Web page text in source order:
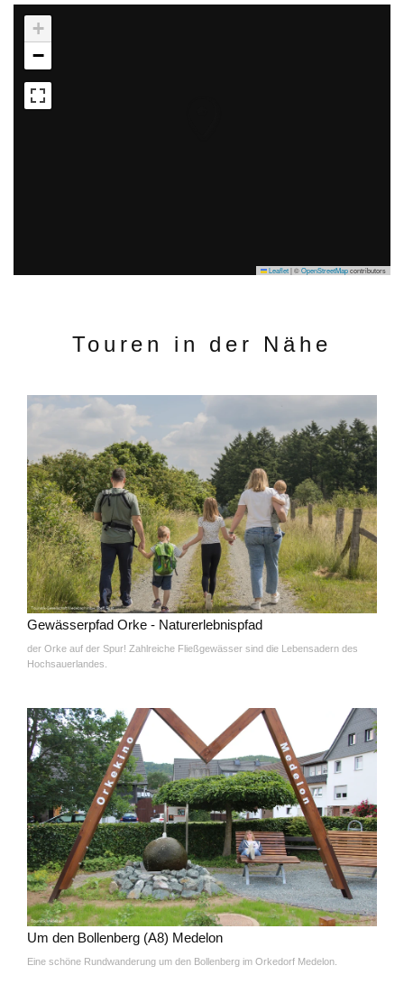
+
−
Leaflet|©OpenStreetMapcontributors
Touren in der Nähe
Gewässerpfad Orke - Naturerlebnispfad
der Orke auf der Spur! Zahlreiche Fließgewässer sind die Lebensadern des
Hochsauerlandes.
Um den Bollenberg (A8) Medelon
Eine schöne Rundwanderung um den Bollenberg im Orkedorf Medelon.